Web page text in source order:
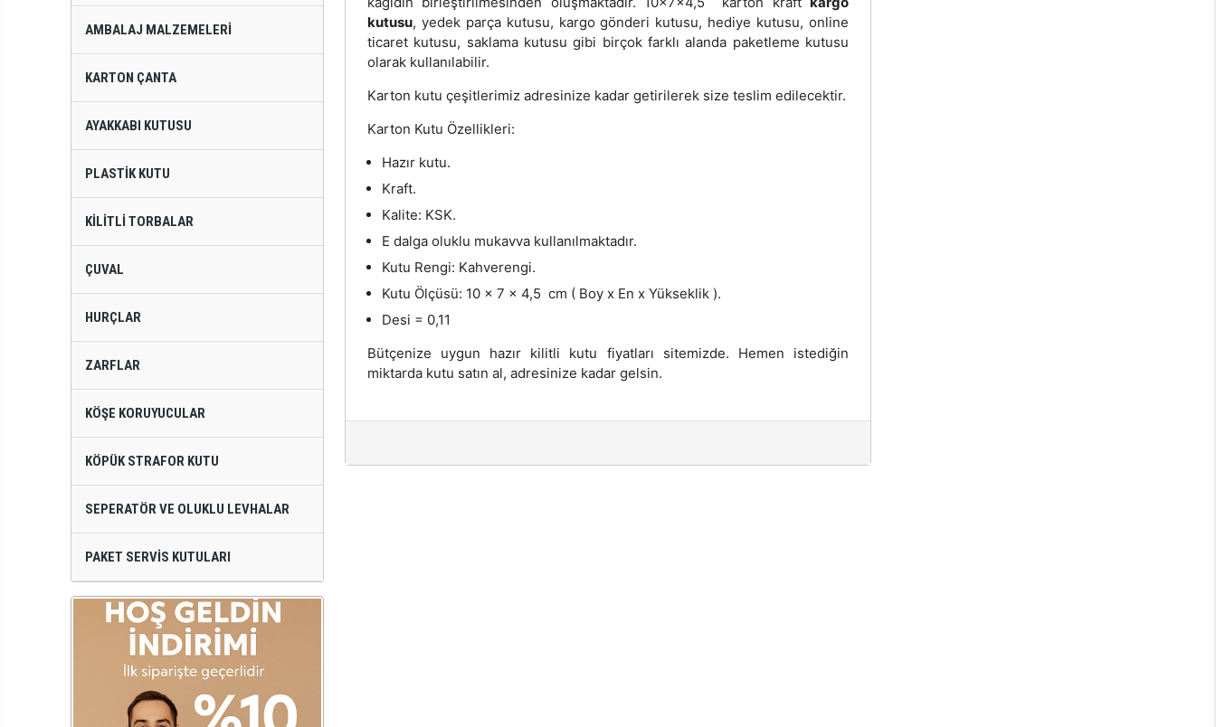
AMBALAJ MALZEMELERI
KARTON ÇANTA
AYAKKABI KUTUSU
PLASTIK KUTU
KILITLI TORBALAR
ÇUVAL
HURÇLAR
ZARFLAR
KÖŞE KORUYUCULAR
KÖPÜK STRAFOR KUTU
SEPERATÖR VE OLUKLU LEVHALAR
PAKET SERVIS KUTULARI
kutusu, yedek parça kutusu, kargo gönderi kutusu, hediye kutusu, online
ticaret kutusu, saklama kutusu gibi birçok farklı alanda paketleme kutusu
olarak kullanılabilir.
Karton kutu çeşitlerimiz adresinize kadar getirilerek size teslim edilecektir.
Karton Kutu Özellikleri:
Hazır kutu.
Kraft.
Kalite: KSK.
E dalga oluklu mukavva kullanılmaktadır.
Kutu Rengi: Kahverengi.
Kutu Ölçüsü: 10 x 7 x 4,5 cm ( Boy x En x Yükseklik ).
Desi = 0,11
Bütçenize uygun hazır kilitli kutu fiyatları sitemizde. Hemen istediğin
miktarda kutu satın al, adresinize kadar gelsin.